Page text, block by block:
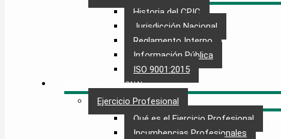
Historia del CPIC
Jurisdicción Nacional
Reglamento Interno
Información Pública
ISO 9001:2015
EJERCICIO PROFESIONAL
Ejercicio Profesional
Qué es el Ejercicio Profesional
Incumbencias Profesionales